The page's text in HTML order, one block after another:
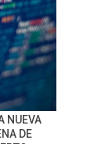
NUEVA
DE